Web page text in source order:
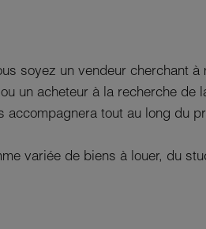
soyez un vendeur cherchant à
un acheteur à la recherche de
tout au long du
variée de biens à louer, du